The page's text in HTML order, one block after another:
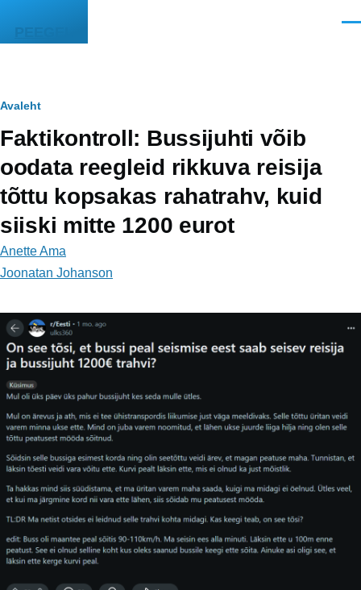
PEEGEL
Leivapuru
Avaleht
Faktikontroll: Bussijuhti võib
oodata reegleid rikkuva reisija
tõttu kopsakas rahatrahv, kuid
siiski mitte 1200 eurot
Anette Ama
Joonatan Johanson
Image